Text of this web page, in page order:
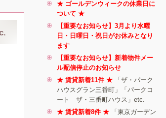
★ ゴールデンウィークの休業日に
ついて ★
【重要なお知らせ】3月より水曜
日・日曜日・祝日がお休みとなり
ます
【重要なお知らせ】新着物件メー
ル配信停止のお知らせ
★ 賃貸新着11件 ★
「ザ・パーク
ハウスグラン三番町」「パークコ
ート ザ・三番町ハウス」etc.
★ 賃貸新着8件 ★
「東京ガーデン